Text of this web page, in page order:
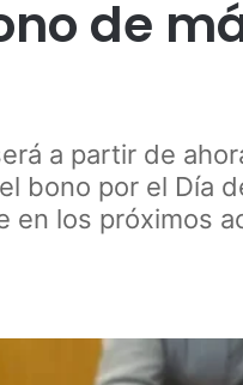
de
a partir de
bono por el Día
en los próximos